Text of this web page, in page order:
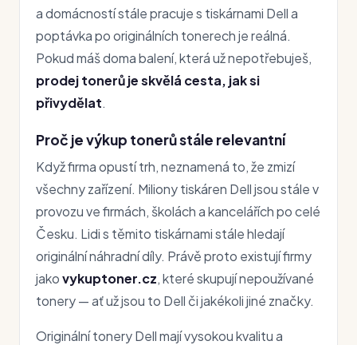
a domácností stále pracuje s tiskárnami Dell a
poptávka po originálních tonerech je reálná.
Pokud máš doma balení, která už nepotřebuješ,
prodej tonerů je skvělá cesta, jak si
přivydělat.
Proč je výkup tonerů stále relevantní
Když firma opustí trh, neznamená to, že zmizí
všechny zařízení. Miliony tiskáren Dell jsou stále v
provozu ve firmách, školách a kancelářích po celé
Česku. Lidi s těmito tiskárnami stále hledají
originální náhradní díly. Právě proto existují firmy
jakovykuptoner.cz, které skupují nepoužívané
tonery — ať už jsou to Dell či jakékoli jiné značky.
Originální tonery Dell mají vysokou kvalitu a